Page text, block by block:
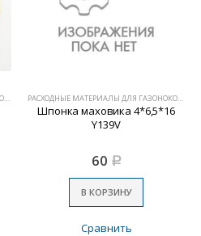
РАСХОДНЫЕ МАТЕРИАЛЫ ДЛЯ ГАЗОНОКОСИЛОК РАСХОДНЫЕ МАТЕРИАЛЫ ДЛЯ ГАЗОНОКОСИЛОК
Шпонка маховика 4*6,5*16
Y139V
60 Р
В КОРЗИНУ
Сравнить